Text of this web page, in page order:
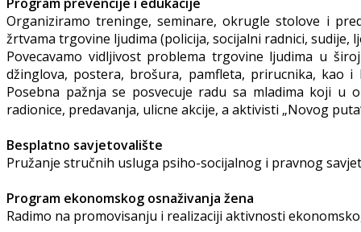
Organiziramo treninge, seminare, okrugle stolove i
žrtvama trgovine ljudima (policija, socijalni radnici, sudije,
Povecavamo vidljivost problema trgovine ljudima u
džinglova, postera, brošura, pamfleta, prirucnika, kao
Posebna pažnja se posvecuje radu sa mladima koji
radionice, predavanja, ulicne akcije, a aktivisti „Novog
Besplatno savjetovalište
Pružanje stručnih usluga psiho-socijalnog i pravnog
Program ekonomskog osnaživanja žena
Radimo na promovisanju i realizaciji aktivnosti